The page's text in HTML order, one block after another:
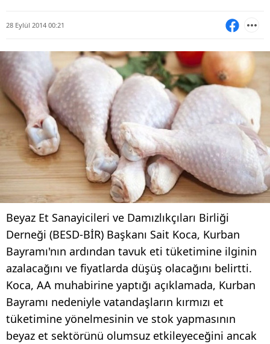
28 Eylül 2014 00:21
Beyaz Et Sanayicileri ve Damızlıkçıları Birliği
Derneği (BESD-BİR) Başkanı Sait Koca, Kurban
Bayramı'nın ardından tavuk eti tüketimine ilginin
azalacağını ve fiyatlarda düşüş olacağını belirtti.
Koca, AA muhabirine yaptığı açıklamada, Kurban
Bayramı nedeniyle vatandaşların kırmızı et
tüketimine yönelmesinin ve stok yapmasının
beyaz et sektörünü olumsuz etkileyeceğini ancak